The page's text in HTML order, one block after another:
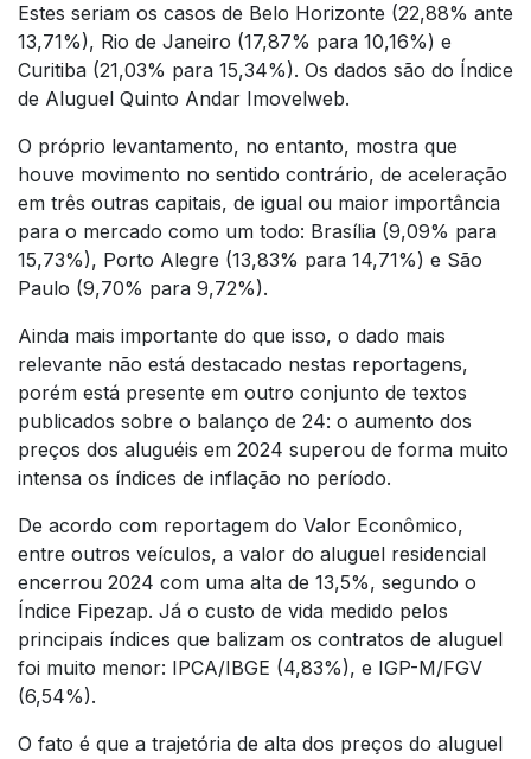
Estes seriam os casos de Belo Horizonte (22,88% ante
13,71%), Rio de Janeiro (17,87% para 10,16%) e
Curitiba (21,03% para 15,34%). Os dados são do Índice
de Aluguel Quinto Andar Imovelweb.
O próprio levantamento, no entanto, mostra que
houve movimento no sentido contrário, de aceleração
em três outras capitais, de igual ou maior importância
para o mercado como um todo: Brasília (9,09% para
15,73%), Porto Alegre (13,83% para 14,71%) e São
Paulo (9,70% para 9,72%).
Ainda mais importante do que isso, o dado mais
relevante não está destacado nestas reportagens,
porém está presente em outro conjunto de textos
publicados sobre o balanço de 24: o aumento dos
preços dos aluguéis em 2024 superou de forma muito
intensa os índices de inflação no período.
De acordo com reportagem do Valor Econômico,
entre outros veículos, a valor do aluguel residencial
encerrou 2024 com uma alta de 13,5%, segundo o
Índice Fipezap. Já o custo de vida medido pelos
principais índices que balizam os contratos de aluguel
foi muito menor: IPCA/IBGE (4,83%), e IGP-M/FGV
(6,54%).
O fato é que a trajetória de alta dos preços do aluguel